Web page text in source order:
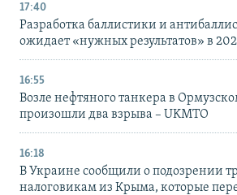
17:40
Разработка баллистики и
ожидает «нужных результатов» в
16:55
Возле нефтяного танкера в
произошли два взрыва – UKMTO
16:18
В Украине сообщили о подозрении
налоговикам из Крыма, которые